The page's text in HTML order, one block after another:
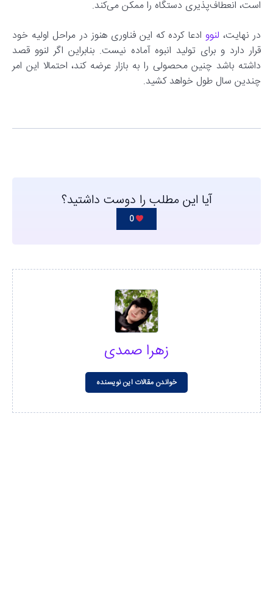
است، انعطاف‌پذیری دستگاه را ممکن می‌کند.
در نهایت، لنوو ادعا کرده که این فناوری هنوز در مراحل اولیه خود
قرار دارد و برای تولید انبوه آماده نیست. بنابراین اگر لنوو قصد
داشته باشد چنین محصولی را به بازار عرضه کند، احتمالا این امر
چندین سال طول خواهد کشید.
آیا این مطلب را دوست داشتید؟
0
زهرا صمدی
خواندن مقالات این نویسنده